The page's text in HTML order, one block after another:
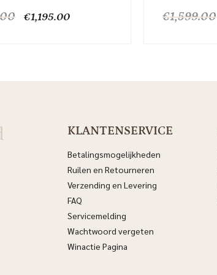
Oorspronkelijke
€1,195.00Huidige
€1,599.00
KLANTENSERVICE
Betalingsmogelijkheden
Ruilen en Retourneren
Verzending en Levering
FAQ
Servicemelding
Wachtwoord vergeten
Winactie Pagina